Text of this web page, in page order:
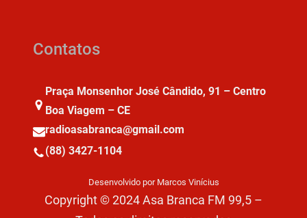
Contatos
Praça Monsenhor José Cândido, 91 – Centro
Boa Viagem – CE
radioasabranca@gmail.com
(88) 3427-1104
Desenvolvido por Marcos Vinícius
Copyright © 2024 Asa Branca FM 99,5 –